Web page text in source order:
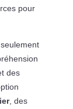
pour
des
, des